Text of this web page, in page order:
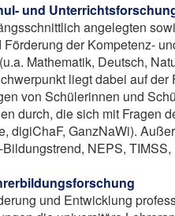
und
angelegten
der Kompetenz-
Mathematik, Deutsch,
liegt dabei auf
von Schülerinnen und
durch, die sich mit Fragen
digiChaF, GanzNaWi).
NEPS, TIMSS,
und Entwicklung